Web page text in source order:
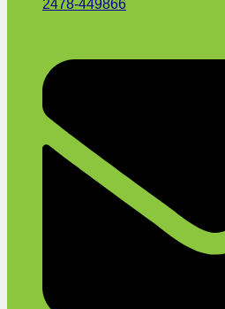
2478-449866